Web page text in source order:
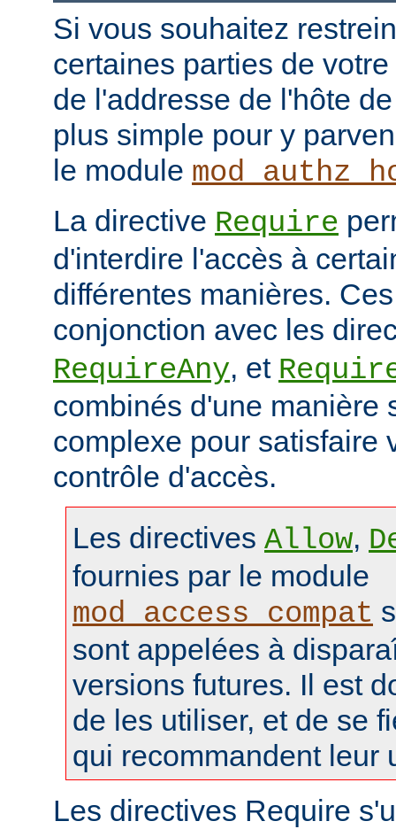
Si vous souhaitez
certaines parties de
de l'addresse de l'hôte
plus simple pour y
le module
La directive Require
d'interdire l'accès à
différentes manières.
conjonction avec les
RequireAny, et
combinés d'une manière
complexe pour satisfaire
contrôle d'accès.
Les directives Allow,
fournies par le module
mod_access_compat
sont appelées à
versions futures. Il est
de les utiliser, et de se
qui recommandent leur
Les directives Require